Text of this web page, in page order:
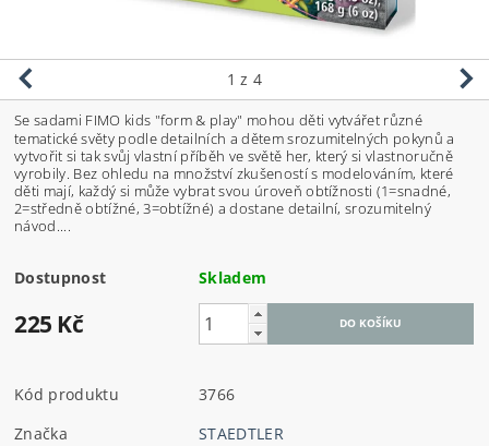
1 z 4
Se sadami FIMO kids "form & play" mohou děti vytvářet různé
tematické světy podle detailních a dětem srozumitelných pokynů a
vytvořit si tak svůj vlastní příběh ve světě her, který si vlastnoručně
vyrobily. Bez ohledu na množství zkušeností s modelováním, které
děti mají, každý si může vybrat svou úroveň obtížnosti (1=snadné,
2=středně obtížné, 3=obtížné) a dostane detailní, srozumitelný
návod....
Dostupnost Skladem
225 Kč
Kód produktu
3766
Značka
STAEDTLER